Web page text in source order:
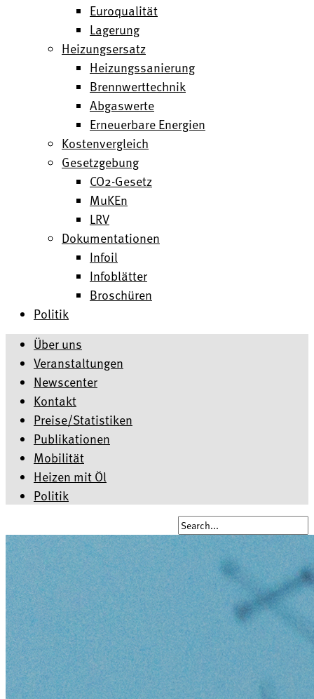
Euroqualität
Lagerung
Heizungsersatz
Heizungssanierung
Brennwerttechnik
Abgaswerte
Erneuerbare Energien
Kostenvergleich
Gesetzgebung
CO2-Gesetz
MuKEn
LRV
Dokumentationen
Infoil
Infoblätter
Broschüren
Politik
Über uns
Veranstaltungen
Newscenter
Kontakt
Preise/Statistiken
Publikationen
Mobilität
Heizen mit Öl
Politik